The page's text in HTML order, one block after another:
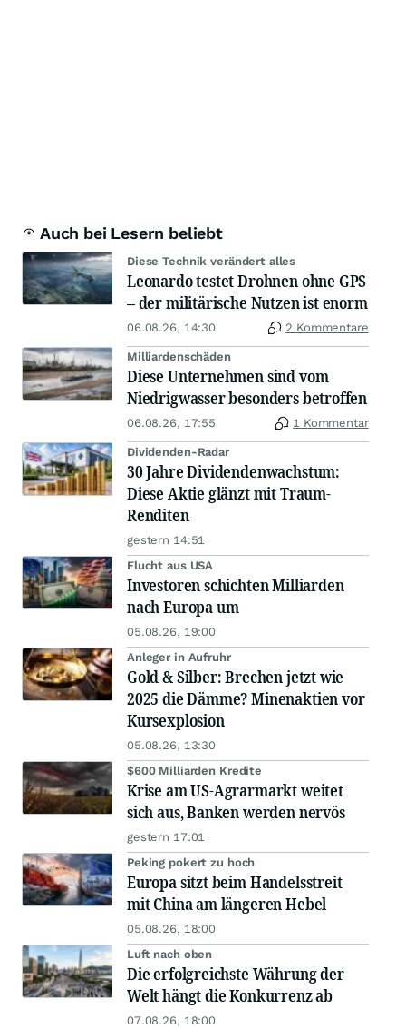
Auch bei Lesern beliebt
Diese Technik verändert alles
Leonardo testet Drohnen ohne GPS
– der militärische Nutzen ist enorm
06.08.26, 14:30 2 Kommentare
Milliardenschäden
Diese Unternehmen sind vom
Niedrigwasser besonders betroffen
06.08.26, 17:55 1 Kommentar
Dividenden-Radar
30 Jahre Dividendenwachstum:
Diese Aktie glänzt mit Traum-
Renditen
gestern 14:51
Flucht aus USA
Investoren schichten Milliarden
nach Europa um
05.08.26, 19:00
Anleger in Aufruhr
Gold & Silber: Brechen jetzt wie
2025 die Dämme? Minenaktien vor
Kursexplosion
05.08.26, 13:30
$600 Milliarden Kredite
Krise am US-Agrarmarkt weitet
sich aus, Banken werden nervös
gestern 17:01
Peking pokert zu hoch
Europa sitzt beim Handelsstreit
mit China am längeren Hebel
05.08.26, 18:00
Luft nach oben
Die erfolgreichste Währung der
Welt hängt die Konkurrenz ab
07.08.26, 18:00